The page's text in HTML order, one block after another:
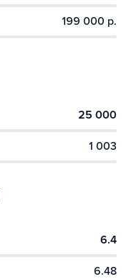
199 000 р.
25 000
1 003
6.4
6.48